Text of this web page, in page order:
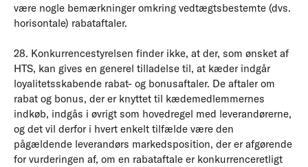
være nogle bemærkninger omkring vedtægtsbestemte (dvs.
horisontale) rabataftaler.
28. Konkurrencestyrelsen finder ikke, at der, som ønsket af
HTS, kan gives en generel tilladelse til, at kæder indgår
loyalitetsskabende rabat- og bonusaftaler. De aftaler om
rabat og bonus, der er knyttet til kædemedlemmernes
indkøb, indgås i øvrigt som hovedregel med leverandørerne,
og det vil derfor i hvert enkelt tilfælde være den
pågældende leverandørs markedsposition, der er afgørende
for vurderingen af, om en rabataftale er konkurrenceretligt